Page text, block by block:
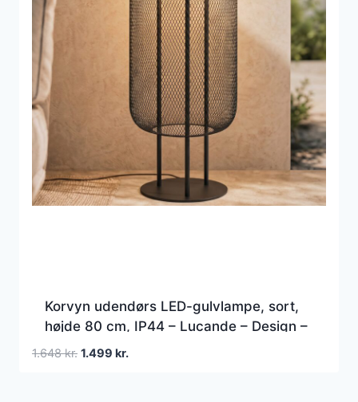
Korvyn udendørs LED-gulvlampe, sort,
højde 80 cm, IP44 – Lucande – Design –
Metal – Med én lyskilde
1.648kr. Den
1.499 kr.